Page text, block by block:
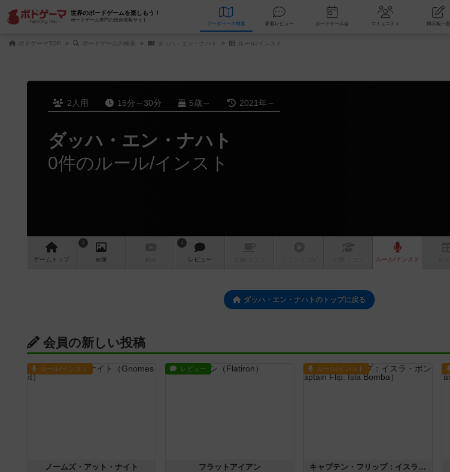
世界のボードゲームを楽しもう！
ボードゲーム専門の総合情報サイト
データベース 検索 新着レビュー ボードゲーム会 コミュニティ
ボドゲーマTOP ボードゲームの検索 ダッハ・エン・ナハト ルール/インスト
2人用 15分～30分 5歳～ 2021年～
ダッハ・エン・ナハト
0件のルール/インスト
ゲーム トップ
2
画像
1
レビュー ルール/インスト
ダッハ・エン・ナハトのトップに戻る
会員の新しい投稿
ルール/インスト
ノームズ・アット・ナイト
レビュー
フラットアイアン
ルール/インスト
キャプテン・フリップ：イスラ・ボンバ